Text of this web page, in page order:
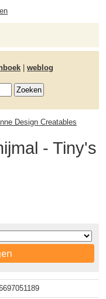
weblog
Design Creatables
- Tiny's